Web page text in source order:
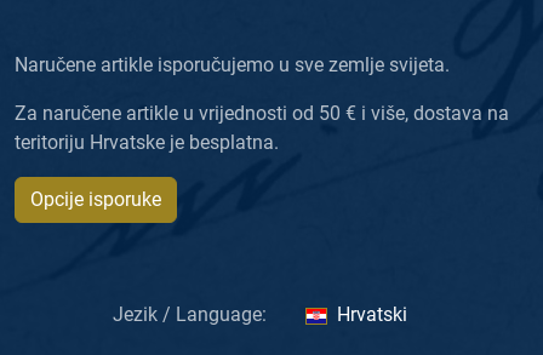
Naručene artikle isporučujemo u sve zemlje svijeta.
Za naručene artikle u vrijednosti od 50 € i više, dostava na
teritoriju Hrvatske je besplatna.
Opcije isporuke
Jezik / Language: Hrvatski